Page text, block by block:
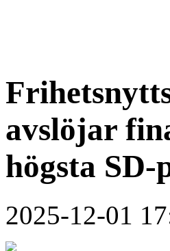
avslöjar
högsta
2025-12-01